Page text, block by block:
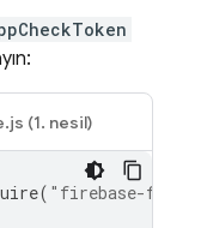
(1. nesil)
( "firebase-